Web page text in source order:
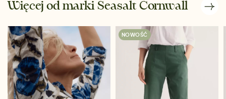
Więcej od marki Seasalt Cornwall
NOWOŚĆ